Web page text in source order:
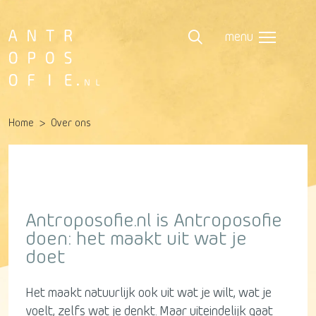
menu
Home Over ons
Antroposofie.nl is Antroposofie
doen: het maakt uit wat je
doet
Het maakt natuurlijk ook uit wat je wilt, wat je
voelt, zelfs wat je denkt. Maar uiteindelijk gaat